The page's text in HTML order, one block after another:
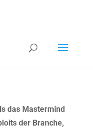
das Mastermind
der Branche,